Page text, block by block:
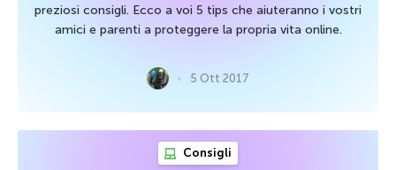
preziosi consigli. Ecco a voi 5 tips che aiuteranno i vostri
amici e parenti a proteggere la propria vita online.
5 Ott 2017
Consigli